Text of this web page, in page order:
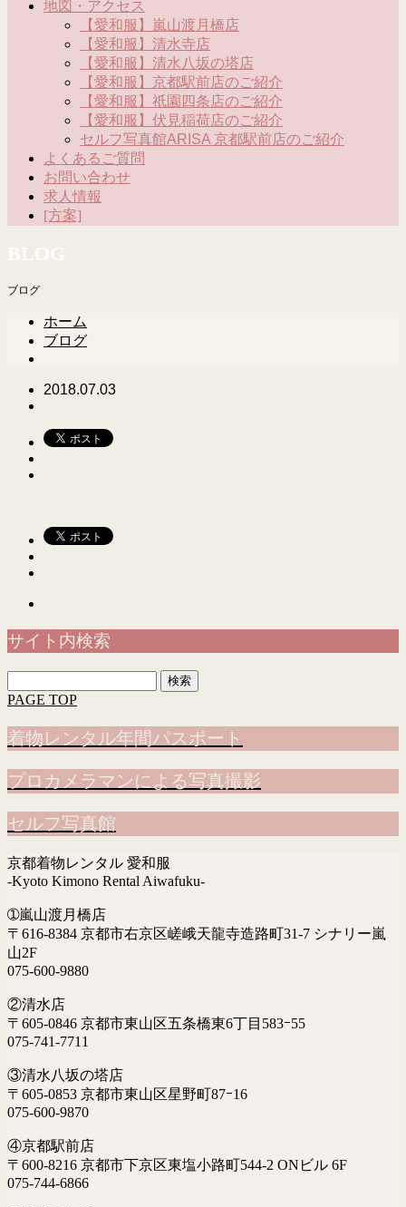
地図・アクセス
【愛和服】嵐山渡月橋店
【愛和服】清水寺店
【愛和服】清水八坂の塔店
【愛和服】京都駅前店のご紹介
【愛和服】祇園四条店のご紹介
【愛和服】伏見稲荷店のご紹介
セルフ写真館ARISA 京都駅前店のご紹介
よくあるご質問
お問い合わせ
求人情報
[方案]
BLOG
ブログ
ホーム
ブログ
2018.07.03
サイト内検索
索:
PAGE TOP
着物レンタル年間パスポート
プロカメラマンによる写真撮影
セルフ写真館
京都着物レンタル 愛和服
-Kyoto Kimono Rental Aiwafuku-
➀嵐山渡月橋店
〒616-8384 京都市右京区嵯峨天龍寺造路町31-7 シナリー嵐
山2F
075-600-9880
②清水店
〒605-0846 京都市東山区五条橋東6丁目583ｰ55
075-741-7711
③清水八坂の塔店
〒605-0853 京都市東山区星野町87ｰ16
075-600-9870
④京都駅前店
〒600-8216 京都市下京区東塩小路町544-2 ONビル 6F
075-744-6866